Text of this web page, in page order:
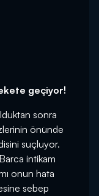
geçiyor!
sonra
önünde
suçluyor.
intikam
onun hata
sebep